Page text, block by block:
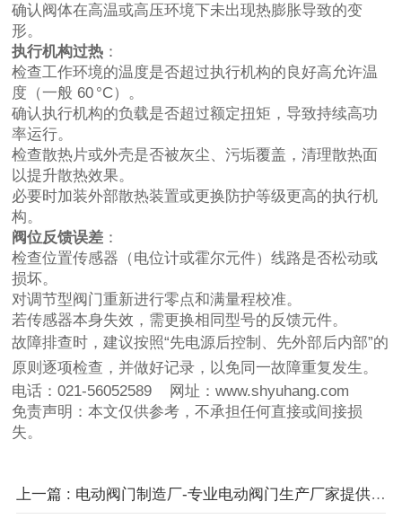
确认阀体在高温或高压环境下未出现热膨胀导致的变
形。
执行机构过热 ：
检查工作环境的温度是否超过执行机构的良好高允许温
度（一般 60 °C）。
确认执行机构的负载是否超过额定扭矩，导致持续高功
率运行。
检查散热片或外壳是否被灰尘、污垢覆盖，清理散热面
以提升散热效果。
必要时加装外部散热装置或更换防护等级更高的执行机
构。
阀位反馈误差 ：
检查位置传感器（电位计或霍尔元件）线路是否松动或
损坏。
对调节型阀门重新进行零点和满量程校准。
若传感器本身失效，需更换相同型号的反馈元件。
故障排查时，建议按照“先电源后控制、先外部后内部”的
原则逐项检查，并做好记录，以免同一故障重复发生。
电话：021-56052589 网址：www.shyuhang.com
免责声明：本文仅供参考，不承担任何直接或间接损
失。
上一篇 : 电动阀门制造厂-专业电动阀门生产厂家提供各类工业电动阀门解决方案